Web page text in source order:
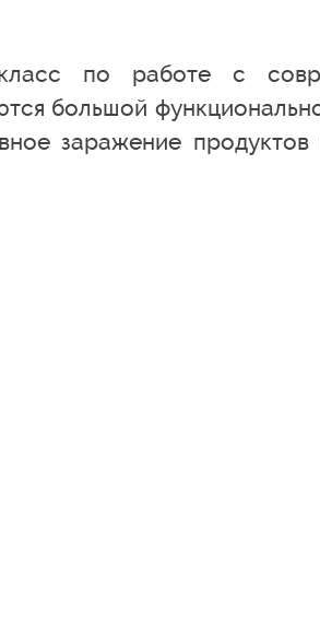
по работе с
большой
заражение продуктов